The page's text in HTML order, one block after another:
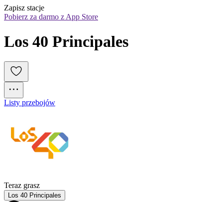
Zapisz stacje
Pobierz za darmo z App Store
Los 40 Principales
Listy przebojów
Teraz grasz
Los 40 Principales